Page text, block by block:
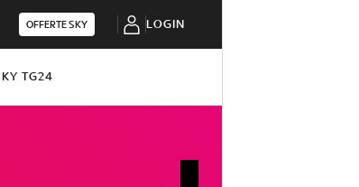
OFFERTE SKY LOGIN
TG24